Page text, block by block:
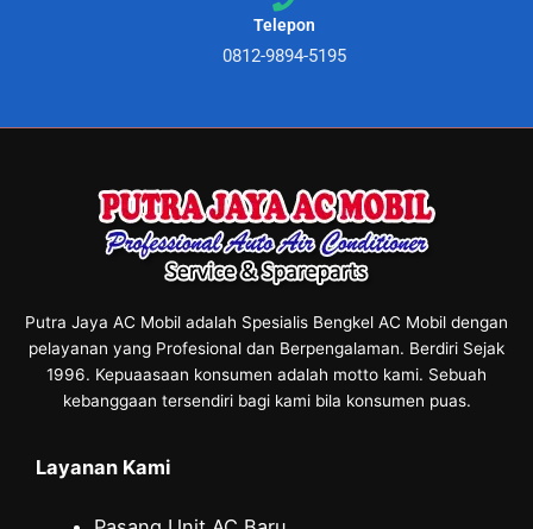
Telepon
0812-9894-5195
Putra Jaya AC Mobil adalah Spesialis Bengkel AC Mobil dengan
pelayanan yang Profesional dan Berpengalaman. Berdiri Sejak
1996. Kepuaasaan konsumen adalah motto kami. Sebuah
kebanggaan tersendiri bagi kami bila konsumen puas.
Layanan Kami